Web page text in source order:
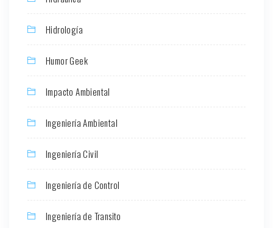
Hidrología
Humor Geek
Impacto Ambiental
Ingeniería Ambiental
Ingeniería Civil
Ingeniería de Control
Ingeniería de Transito